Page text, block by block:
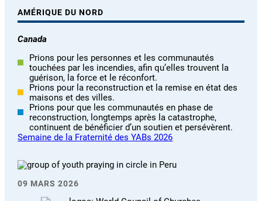
AMÉRIQUE DU NORD
Canada
Prions pour les personnes et les communautés
touchées par les incendies, afin qu’elles trouvent la
guérison, la force et le réconfort.
Prions pour la reconstruction et la remise en état des
maisons et des villes.
Prions pour que les communautés en phase de
reconstruction, longtemps après la catastrophe,
continuent de bénéficier d’un soutien et persévèrent.
Semaine de la Fraternité des YABs 2026
09 MARS 2026